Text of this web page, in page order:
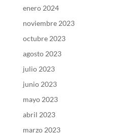
enero 2024
noviembre 2023
octubre 2023
agosto 2023
julio 2023
junio 2023
mayo 2023
abril 2023
marzo 2023